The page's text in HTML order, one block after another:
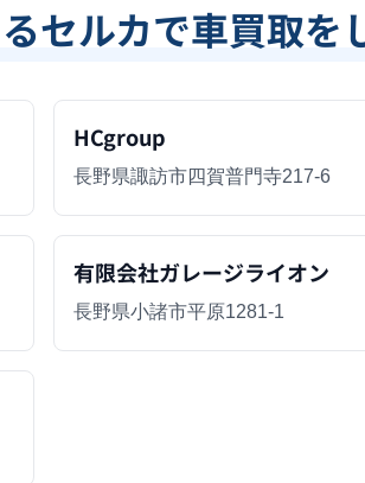
セルカで車買取を
HCgroup
長野県諏訪市四賀普門寺217-6
有限会社ガレージライオン
長野県小諸市平原1281-1